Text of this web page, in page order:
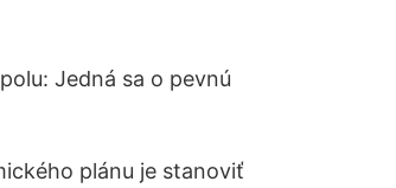
Jedná sa o pevnú
plánu je stanoviť